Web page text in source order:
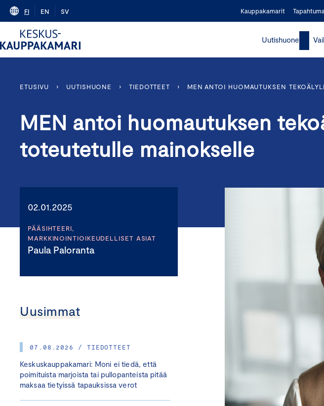
Skip
content
FI EN SV Kauppakamarit
Uutishuone
ETUSIVU › UUTISHUONE › TIEDOTTEET › MEN ANTOI HUOMAUTUKSEN
MEN antoi huomautuksen
toteutetulle mainokselle
02.01.2025
PÄÄSIHTEERI,
MARKKINOINTIOIKEUDELLISET ASIAT
Paula Paloranta
Uusimmat
07.08.2026 / TIEDOTTEET
Keskuskauppakamari: Moni ei tiedä, että
poimituista marjoista tai pullopanteista pitää
maksaa tietyissä tapauksissa verot